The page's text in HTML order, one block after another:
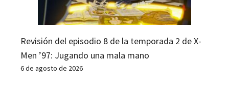
Revisión del episodio 8 de la temporada 2 de X-
Men ’97: Jugando una mala mano
6 de agosto de 2026